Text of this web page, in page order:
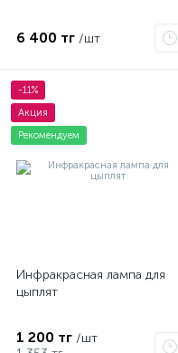
6 400 тг /шт
-11%
Акция
Рекомендуем
Инфракрасная лампа для
цыплят
1 200 тг /шт